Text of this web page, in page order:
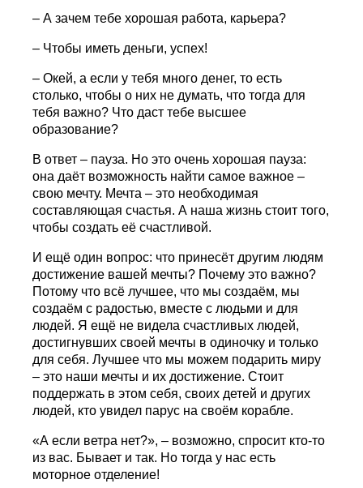
– А зачем тебе хорошая работа, карьера?
– Чтобы иметь деньги, успех!
– Окей, а если у тебя много денег, то есть
столько, чтобы о них не думать, что тогда для
тебя важно? Что даст тебе высшее
образование?
В ответ – пауза. Но это очень хорошая пауза:
она даёт возможность найти самое важное –
свою мечту. Мечта – это необходимая
составляющая счастья. А наша жизнь стоит того,
чтобы создать её счастливой.
И ещё один вопрос: что принесёт другим людям
достижение вашей мечты? Почему это важно?
Потому что всё лучшее, что мы создаём, мы
создаём с радостью, вместе с людьми и для
людей. Я ещё не видела счастливых людей,
достигнувших своей мечты в одиночку и только
для себя. Лучшее что мы можем подарить миру
– это наши мечты и их достижение. Стоит
поддержать в этом себя, своих детей и других
людей, кто увидел парус на своём корабле.
«А если ветра нет?», – возможно, спросит кто-то
из вас. Бывает и так. Но тогда у нас есть
моторное отделение!